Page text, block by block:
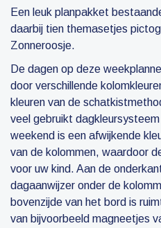
Een leuk planpakket
daarbij tien themasetjes
Zonneroosje.
De dagen op deze
door verschillende
kleuren van de
veel gebruikt
weekend is een afwijkende
van de kolommen, waardoor
voor uw kind. Aan de
dagaanwijzer onder de
bovenzijde van het bord is
van bijvoorbeeld magneetjes